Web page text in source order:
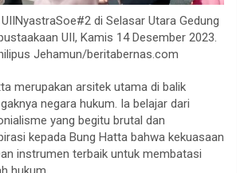
di Selasar Utara Gedung
UII, Kamis 14 Desember 2023.
Jehamun/beritabernas.com
merupakan arsitek utama di balik
negara hukum. Ia belajar dari
yang begitu brutal dan
kepada Bung Hatta bahwa kekuasaan
instrumen terbaik untuk membatasi